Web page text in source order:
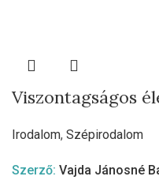
Viszontagságos
Irodalom, Szépirodalom
Szerző: Vajda Jánosné